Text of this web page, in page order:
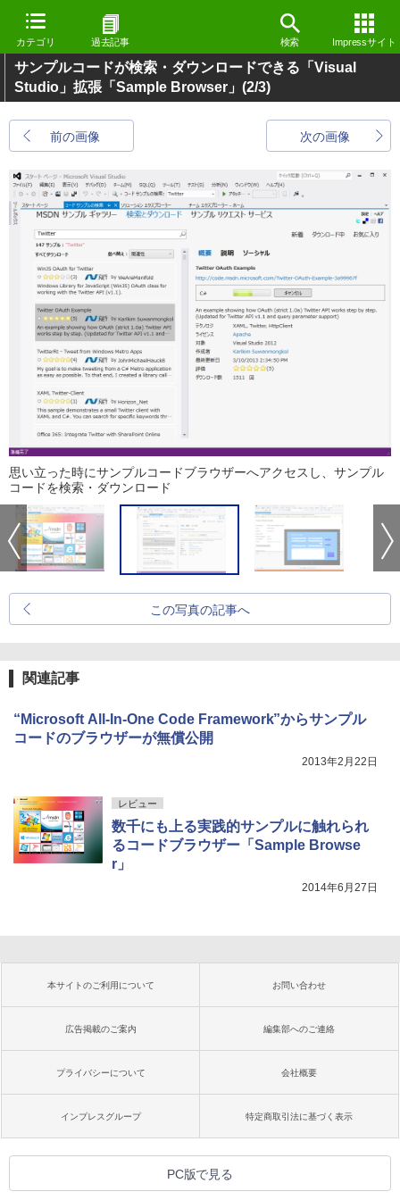
カテゴリ 過去記事 検索 Impressサイト
サンプルコードが検索・ダウンロードできる「Visual
Studio」拡張「Sample Browser」 (2/3)
前の画像 次の画像
思い立った時にサンプルコードブラウザーへアクセスし、サンプル
コードを検索・ダウンロード
この写真の記事へ
関連記事
“Microsoft All-In-One Code Framework”からサンプル
コードのブラウザーが無償公開
2013年2月22日
レビュー
数千にも上る実践的サンプルに触れられ
るコードブラウザー「Sample Browse
r」
2014年6月27日
本サイトのご利用について お問い合わせ
広告掲載のご案内 編集部へのご連絡
プライバシーについて 会社概要
インプレスグループ 特定商取引法に基づく表示
PC版で見る